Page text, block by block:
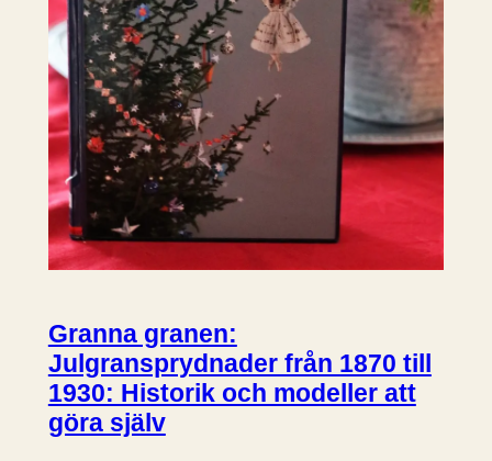
Granna granen:
Julgransprydnader från 1870 till
1930: Historik och modeller att
göra själv